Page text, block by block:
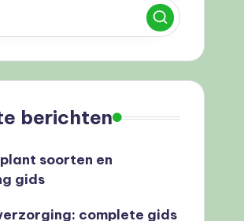
berichten
soorten en
gids
complete gids